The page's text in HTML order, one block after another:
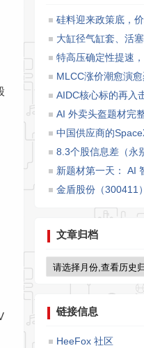
特高压确定性提速
8.3个股信息差（永
新题材第一天： AI
金盾股份（300411
文章归档
链接信息
HeeFox 社区